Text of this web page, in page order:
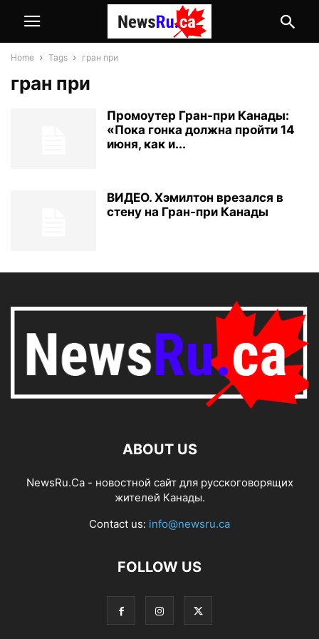
Home Tags гран при
гран при
Промоутер Гран-при Канады:
«Пока гонка должна пройти 14
июня, как и...
ВИДЕО. Хэмилтон врезался в
стену на Гран-при Канады
ABOUT US
NewsRu.Ca - новостной сайт для русскоговорящих
жителей Канады.
Contact us: info@newsru.ca
FOLLOW US